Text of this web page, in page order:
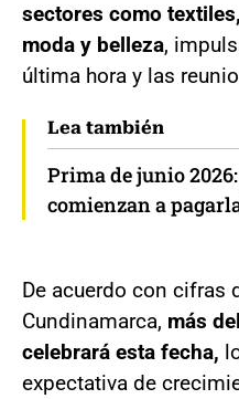
sectores como
moda y belleza,
última hora y las
Lea también
Prima de junio
comienzan a
De acuerdo con cifras
Cundinamarca, más
celebrará esta fecha,
expectativa de